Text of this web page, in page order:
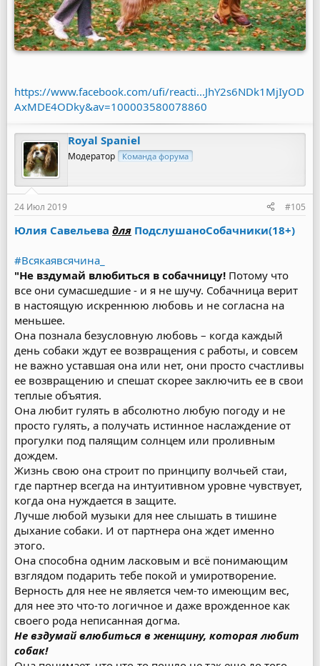
https://www.facebook.com/ufi/reacti...JhY2s6NDk1MjIyOD
AxMDE4ODky&av=100003580078860
Royal Spaniel
Модератор Команда форума
24 Июл 2019 #105
Юлия Савельева для ПодслушаноСобачники(18+)
#Всякаявсячина_
"Не вздумай влюбиться в собачницу! Потому что
все они сумасшедшие - и я не шучу. Собачница верит
в настоящую искреннюю любовь и не согласна на
меньшее.
Она познала безусловную любовь – когда каждый
день собаки ждут ее возвращения с работы, и совсем
не важно уставшая она или нет, они просто счастливы
ее возвращению и спешат скорее заключить ее в свои
теплые объятия.
Она любит гулять в абсолютно любую погоду и не
просто гулять, а получать истинное наслаждение от
прогулки под палящим солнцем или проливным
дождем.
Жизнь свою она строит по принципу волчьей стаи,
где партнер всегда на интуитивном уровне чувствует,
когда она нуждается в защите.
Лучше любой музыки для нее слышать в тишине
дыхание собаки. И от партнера она ждет именно
этого.
Она способна одним ласковым и всё понимающим
взглядом подарить тебе покой и умиротворение.
Верность для нее не является чем-то имеющим вес,
для нее это что-то логичное и даже врожденное как
своего рода неписанная догма.
Не вздумай влюбиться в женщину, которая любит
собак!